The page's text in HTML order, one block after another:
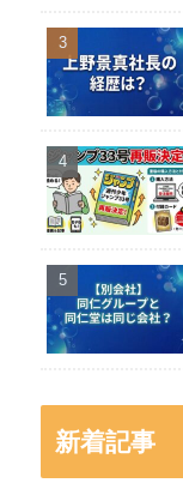
新着記事